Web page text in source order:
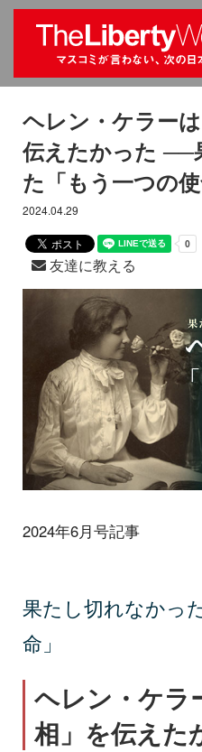
ヘレン・ケラー
伝えたかった ──
た「もう一つの使
2024.04.29
友達に教える
2024年6月号記事
果たし切れなかっ
命」
ヘレン・ケラ
相」を伝えた